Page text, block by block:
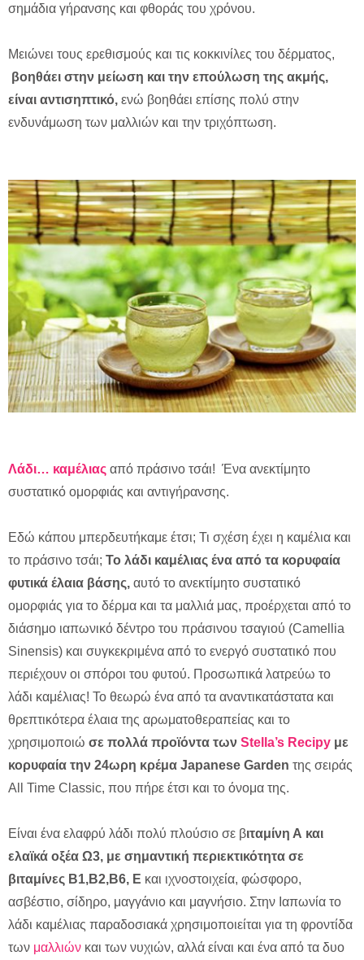
σημάδια γήρανσης και φθοράς του χρόνου.
Μειώνει τους ερεθισμούς και τις κοκκινίλες του δέρματος,
βοηθάει στην μείωση και την επούλωση της ακμής,
είναι αντισηπτικό, ενώ βοηθάει επίσης πολύ στην
ενδυνάμωση των μαλλιών και την τριχόπτωση.
Λάδι… καμέλιας από πράσινο τσάι! Ένα ανεκτίμητο
συστατικό ομορφιάς και αντιγήρανσης.
Εδώ κάπου μπερδευτήκαμε έτσι; Τι σχέση έχει η καμέλια και
το πράσινο τσάι; Το λάδι καμέλιας ένα από τα κορυφαία
φυτικά έλαια βάσης, αυτό το ανεκτίμητο συστατικό
ομορφιάς για το δέρμα και τα μαλλιά μας, προέρχεται από το
διάσημο ιαπωνικό δέντρο του πράσινου τσαγιού (Camellia
Sinensis) και συγκεκριμένα από το ενεργό συστατικό που
περιέχουν οι σπόροι του φυτού. Προσωπικά λατρεύω το
λάδι καμέλιας! Το θεωρώ ένα από τα αναντικατάστατα και
θρεπτικότερα έλαια της αρωματοθεραπείας και το
χρησιμοποιώ σε πολλά προϊόντα των Stella’s Recipy με
κορυφαία την 24ωρη κρέμα Japanese Garden της σειράς
All Time Classic, που πήρε έτσι και το όνομα της.
Είναι ένα ελαφρύ λάδι πολύ πλούσιο σε βιταμίνη Α και
ελαϊκά οξέα Ω3, με σημαντική περιεκτικότητα σε
βιταμίνες Β1,B2,B6, Ε και ιχνοστοιχεία, φώσφορο,
ασβέστιο, σίδηρο, μαγγάνιο και μαγνήσιο. Στην Ιαπωνία το
λάδι καμέλιας παραδοσιακά χρησιμοποιείται για τη φροντίδα
των μαλλιών και των νυχιών, αλλά είναι και ένα από τα δυο